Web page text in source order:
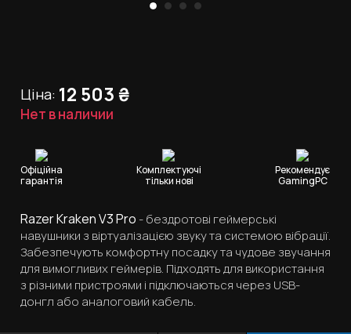
Razer Kraken V3 Pro - бездротові геймерські
навушники з віртуалізацією звуку та системою вібрації.
Забезпечують комфортну посадку та чудове звучання
для вимогливих геймерів. Підходять для використання
з різними пристроями і підключаються через USB-
донгл або аналоговий кабель.
Офіційна
гарантія
Комплектуючі
тільки нові
Рекомендує
GamingPC
Ціна: 12 503₴
Нет в наличии